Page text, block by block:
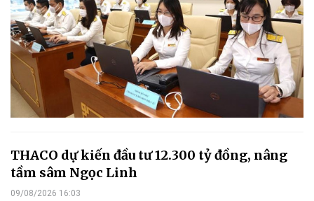
THACO dự kiến đầu tư 12.300 tỷ đồng, nâng
tầm sâm Ngọc Linh
09/08/2026 16:03